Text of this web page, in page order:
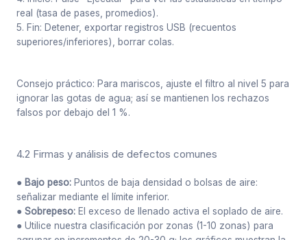
real (tasa de pases, promedios).
5. Fin: Detener, exportar registros USB (recuentos
superiores/inferiores), borrar colas.
Consejo práctico: Para mariscos, ajuste el filtro al nivel 5 para
ignorar las gotas de agua; así se mantienen los rechazos
falsos por debajo del 1 %.
4.2 Firmas y análisis de defectos comunes
● Bajo peso: Puntos de baja densidad o bolsas de aire:
señalizar mediante el límite inferior.
● Sobrepeso: El exceso de llenado activa el soplado de aire.
● Utilice nuestra clasificación por zonas (1-10 zonas) para